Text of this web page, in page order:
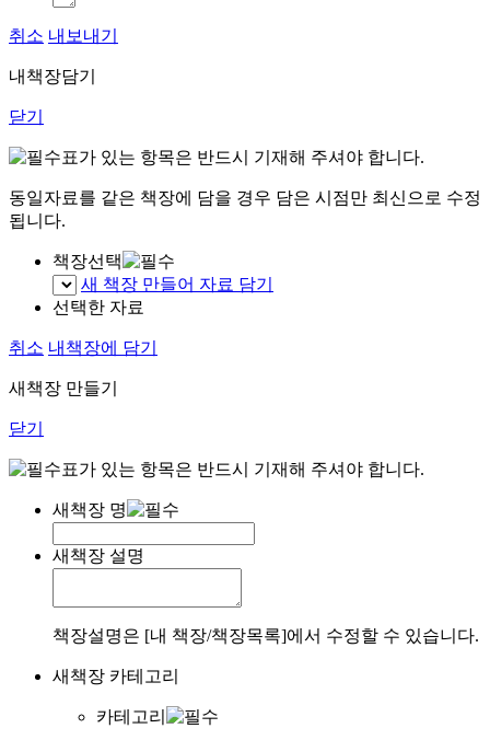
취소 내보내기
내책장담기
닫기
표가 있는 항목은 반드시 기재해 주셔야 합니다.
동일자료를 같은 책장에 담을 경우 담은 시점만 최신으로 수정
됩니다.
책장선택
새 책장 만들어 자료 담기
선택한 자료
취소 내책장에 담기
새책장 만들기
닫기
표가 있는 항목은 반드시 기재해 주셔야 합니다.
새책장 명
새책장 설명
책장설명은 [내 책장/책장목록]에서 수정할 수 있습니다.
새책장 카테고리
카테고리